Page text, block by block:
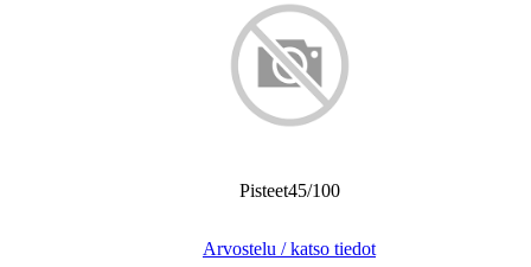
Pisteet45/100
Arvostelu / katso tiedot